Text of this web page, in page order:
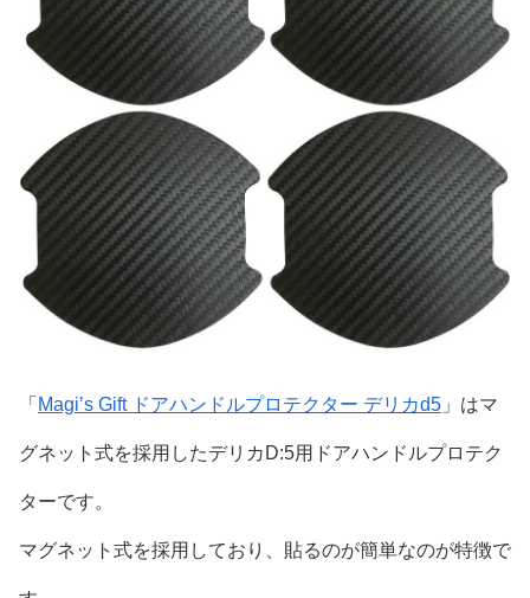
「 Magi’s Gift ドアハンドルプロテクター デリカd5 」はマ
グネット式を採用したデリカD:5用ドアハンドルプロテク
ターです。
マグネット式を採用しており、貼るのが簡単なのが特徴で